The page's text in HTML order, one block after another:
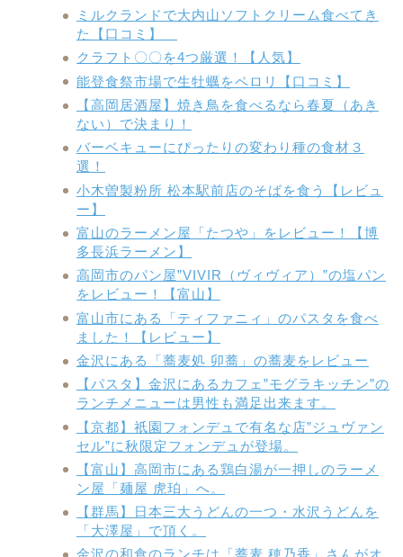
ミルクランドで大内山ソフトクリーム食べてき
た【口コミ】
クラフト〇〇を4つ厳選！【人気】
能登食祭市場で生牡蠣をペロリ【口コミ】
【高岡居酒屋】焼き鳥を食べるなら春夏（あき
ない）で決まり！
バーベキューにぴったりの変わり種の食材３
選！
小木曽製粉所 松本駅前店のそばを食う【レビュ
ー】
富山のラーメン屋「たつや」をレビュー！【博
多長浜ラーメン】
高岡市のパン屋”VIVIR（ヴィヴィア）”の塩パン
をレビュー！【富山】
富山市にある「ティファニィ」のパスタを食べ
ました！【レビュー】
金沢にある「蕎麦処 卯蕎」の蕎麦をレビュー
【パスタ】金沢にあるカフェ”モグラキッチン”の
ランチメニューは男性も満足出来ます。
【京都】祇園フォンデュで有名な店”ジュヴァン
セル”に秋限定フォンデュが登場。
【富山】高岡市にある鶏白湯が一押しのラーメ
ン屋「麺屋 虎珀」へ。
【群馬】日本三大うどんの一つ・水沢うどんを
「大澤屋」で頂く。